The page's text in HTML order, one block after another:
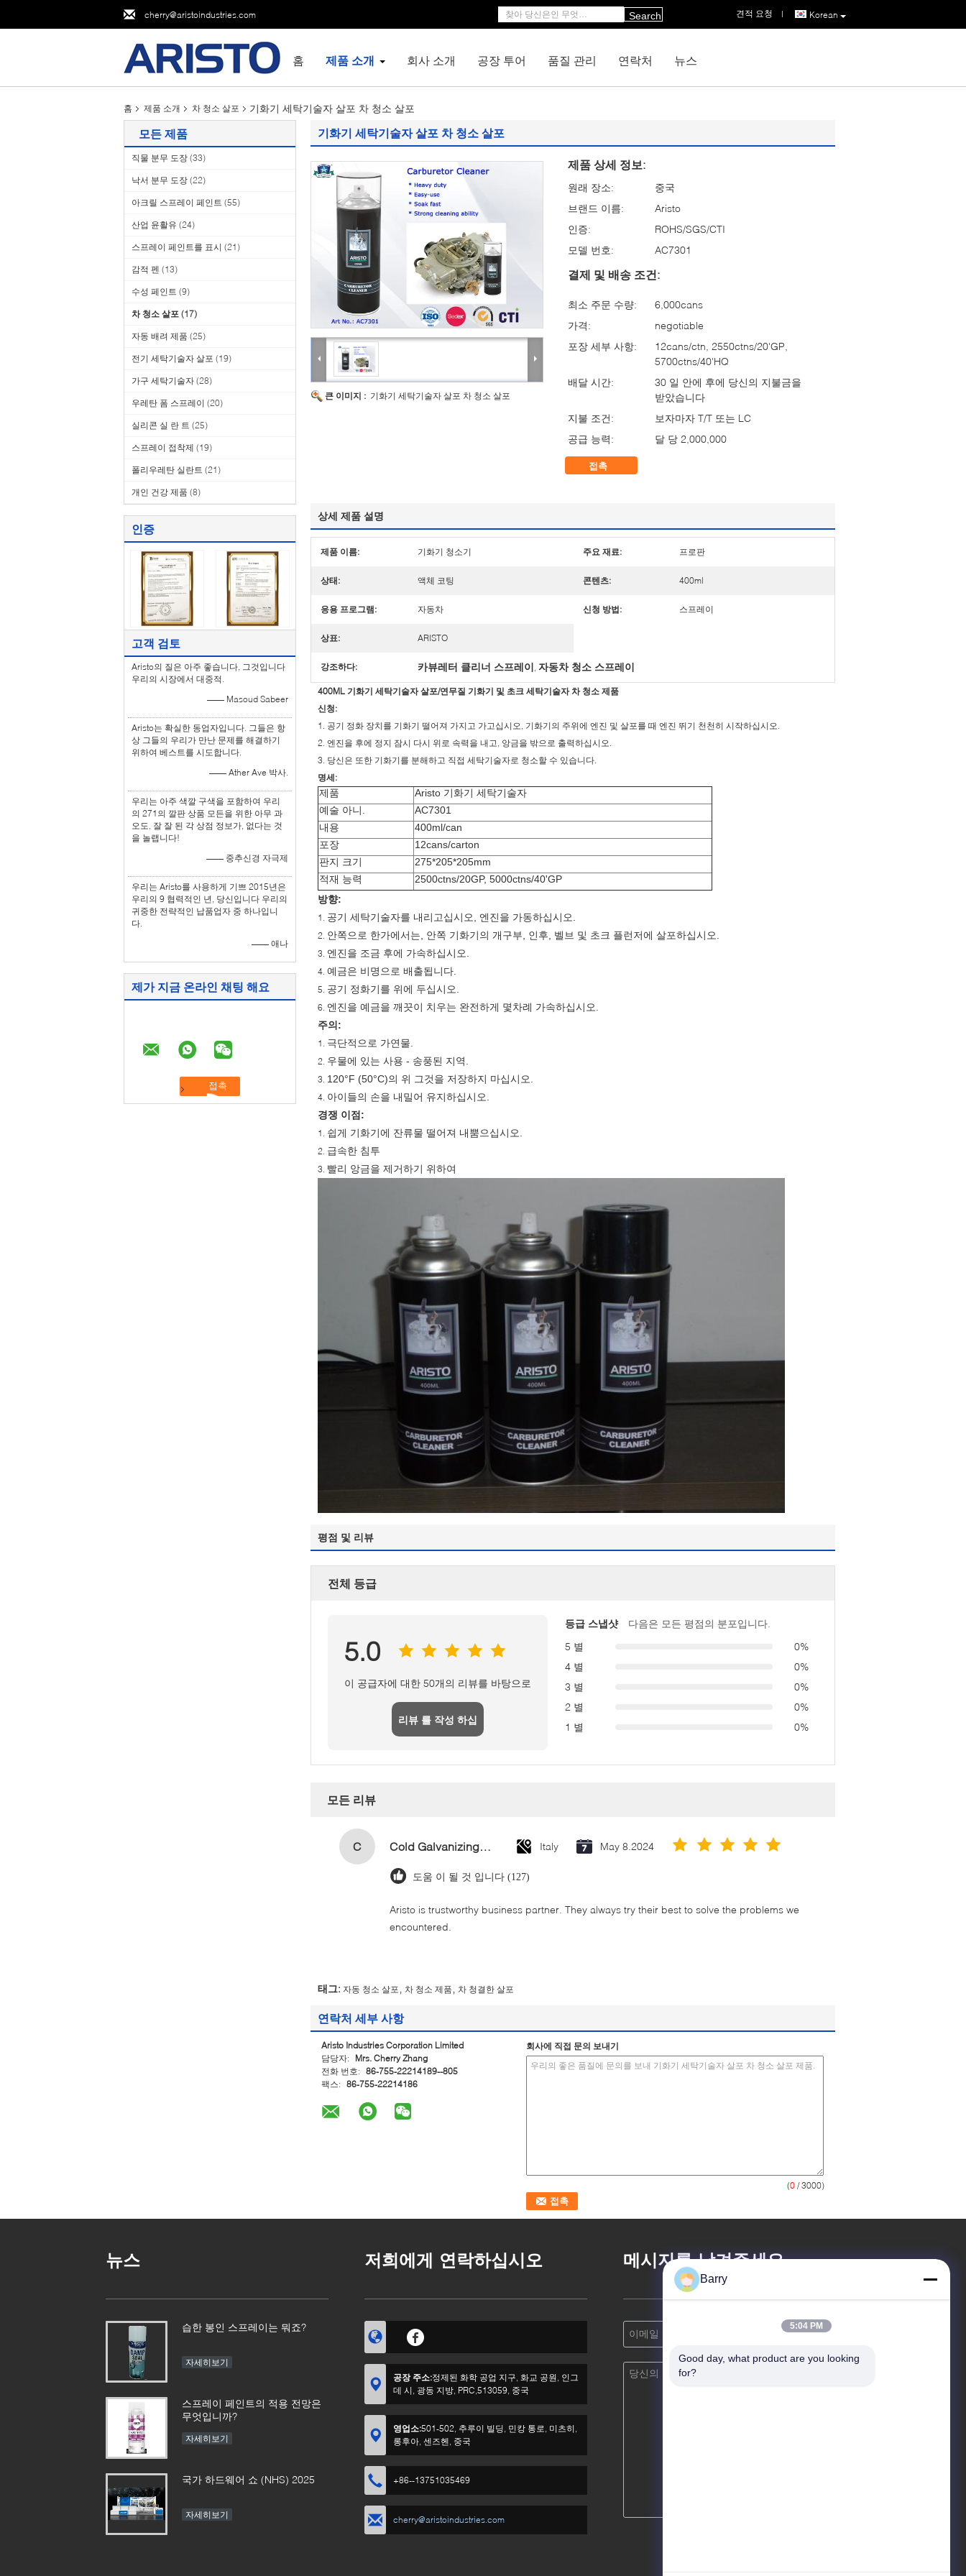
cherry@aristoindustries.com Korean
견적 요청 |
Search
홈 제품 소개 회사 소개 공장 투어 품질 관리 연락처 뉴스
홈 제품 소개 차 청소 살포 기화기 세탁기술자 살포 차 청소 살포
모든 제품
직물 분무 도장 (33)
낙서 분무 도장 (22)
아크릴 스프레이 페인트 (55)
산업 윤활유 (24)
스프레이 페인트를 표시 (21)
감적 펜 (13)
수성 페인트 (9)
차 청소 살포 (17)
자동 배려 제품 (25)
전기 세탁기술자 살포 (19)
가구 세탁기술자 (28)
우레탄 폼 스프레이 (20)
실리콘 실 란 트 (25)
스프레이 접착제 (19)
폴리우레탄 실란트 (21)
개인 건강 제품 (8)
인증
고객 검토
Aristo의 질은 아주 좋습니다, 그것입니다
우리의 시장에서 대중적.
—— Masoud Sabeer
Aristo는 확실한 동업자입니다. 그들은 항
상 그들의 우리가 만난 문제를 해결하기
위하여 베스트를 시도합니다.
—— Ather Ave 박사.
우리는 아주 색깔 구색을 포함하여 우리
의 271의 깔판 상품 모든을 위한 아무 과
오도, 잘 잘 된 각 상점 정보가, 없다는 것
을 놀랩니다!
—— 중추신경 자극제
우리는 Aristo를 사용하게 기쁘 2015년은
우리의 9 협력적인 년, 당신입니다 우리의
귀중한 전략적인 납품업자 중 하나입니
다.
—— 애나
제가 지금 온라인 채팅 해요
기화기 세탁기술자 살포 차 청소 살포
큰 이미지 : 기화기 세탁기술자 살포 차 청소 살포
제품 상세 정보:
원래 장소:
중국
브랜드 이름:
Aristo
인증:
ROHS/SGS/CTI
모델 번호:
AC7301
결제 및 배송 조건:
최소 주문 수량:
6,000cans
가격:
negotiable
포장 세부 사항:
12cans/ctn, 2550ctns/20'GP,
5700ctns/40'HQ
배달 시간:
30 일 안에 후에 당신의 지불금을
받았습니다
지불 조건:
보자마자 T/T 또는 LC
공급 능력:
달 당 2,000,000
접촉
상세 제품 설명
제품 이름: 기화기 청소기 주요 재료: 프로판
상태: 액체 코팅 콘텐츠: 400ml
응용 프로그램: 자동차 신청 방법: 스프레이
상표: ARISTO
강조하다: 카뷰레터 클리너 스프레이, 자동차 청소 스프레이
400ML 기화기 세탁기술자 살포/연무질 기화기 및 초크 세탁기술자 차 청소 제품
신청:
1. 공기 정화 장치를 기화기 떨어져 가지고 가고십시오, 기화기의 주위에 엔진 및 살포를 때 엔진 뛰기 천천히 시작하십시오.
2. 엔진을 후에 정지 잠시 다시 위로 속력을 내고, 앙금을 밖으로 출력하십시오.
3. 당신은 또한 기화기를 분해하고 직접 세탁기술자로 청소할 수 있습니다.
명세:
제품
Aristo 기화기 세탁기술자
예술 아니.
AC7301
내용
400ml/can
포장
12cans/carton
판지 크기
275*205*205mm
적재 능력
2500ctns/20GP, 5000ctns/40'GP
방향:
1. 공기 세탁기술자를 내리고십시오, 엔진을 가동하십시오.
2. 안쪽으로 한가에서는, 안쪽 기화기의 개구부, 인후, 벨브 및 초크 플런저에 살포하십시오.
3. 엔진을 조금 후에 가속하십시오.
4. 예금은 비명으로 배출됩니다.
5. 공기 정화기를 위에 두십시오.
6. 엔진을 예금을 깨끗이 치우는 완전하게 몇차례 가속하십시오.
주의:
1. 극단적으로 가연물.
2. 우물에 있는 사용 - 송풍된 지역.
3. 120°F (50°C)의 위 그것을 저장하지 마십시오.
4. 아이들의 손을 내밀어 유지하십시오.
경쟁 이점:
1. 쉽게 기화기에 잔류물 떨어져 내뿜으십시오.
2. 급속한 침투
3. 빨리 앙금을 제거하기 위하여
평점 및 리뷰
전체 등급
5.0
이 공급자에 대한 50개의 리뷰를 바탕으로
리뷰 를 작성 하십
등급 스냅샷
다음은 모든 평점의 분포입니다.
5 별
0%
4 별
0%
3 별
0%
2 별
0%
1 별
0%
모든 리뷰
C Cold Galvanizing Zinc Spray Paint 400ml Italy May 8.2024
도움 이 될 것 입니다 (127)
Aristo is trustworthy business partner. They always try their best to solve the problems we
encountered.
태그: 자동 청소 살포, 차 청소 제품, 차 청결한 살포
연락처 세부 사항
Aristo Industries Corporation Limited
담당자:
Mrs. Cherry Zhang
전화 번호: 86-755-22214189--805
팩스: 86-755-22214186
회사에 직접 문의 보내기
(0 / 3000)
뉴스
습한 봉인 스프레이는 뭐죠?
자세히보기
스프레이 페인트의 적용 전망은
무엇입니까?
자세히보기
국가 하드웨어 쇼 (NHS) 2025
자세히보기
저희에게 연락하십시오
공장 주소:정제된 화학 공업 지구, 화교 공원, 인그
데 시, 광동 지방, PRC,513059, 중국
영업소:501-502, 추루이 빌딩, 민캉 통로, 미츠히,
롱후아, 센즈헨, 중국
+86--13751035469
cherry@aristoindustries.com
메시지를 남겨주세요
Barry
5:04 PM
Good day, what product are you looking
for?